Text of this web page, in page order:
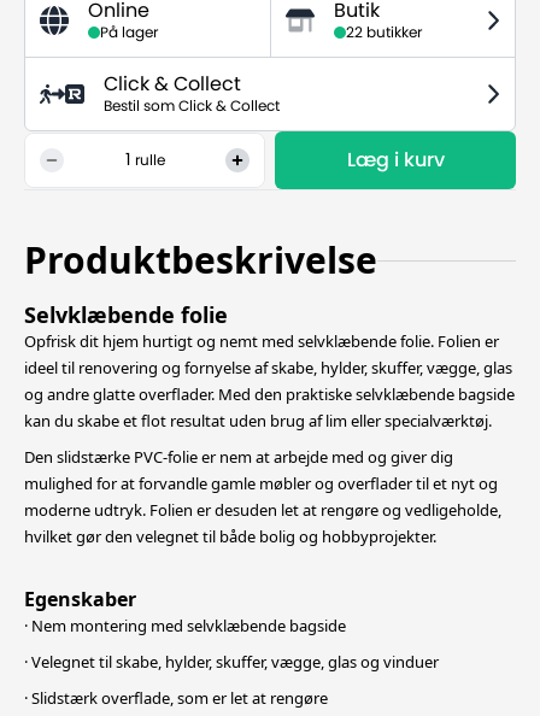
Online
På lager
Butik
22 butikker
Click & Collect
Bestil som Click & Collect
rulle Læg i kurv
Produktbeskrivelse
Selvklæbende folie
Opfrisk dit hjem hurtigt og nemt med selvklæbende folie. Folien er
ideel til renovering og fornyelse af skabe, hylder, skuffer, vægge, glas
og andre glatte overflader. Med den praktiske selvklæbende bagside
kan du skabe et flot resultat uden brug af lim eller specialværktøj.
Den slidstærke PVC-folie er nem at arbejde med og giver dig
mulighed for at forvandle gamle møbler og overflader til et nyt og
moderne udtryk. Folien er desuden let at rengøre og vedligeholde,
hvilket gør den velegnet til både bolig og hobbyprojekter.
Egenskaber
· Nem montering med selvklæbende bagside
· Velegnet til skabe, hylder, skuffer, vægge, glas og vinduer
· Slidstærk overflade, som er let at rengøre